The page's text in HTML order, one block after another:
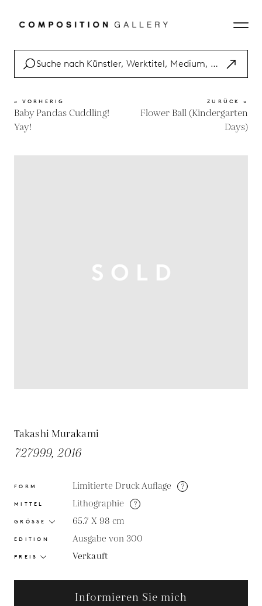
« VORHERIG
Baby Pandas Cuddling!
Yay!
ZURÜCK »
Flower Ball (Kindergarten
Days)
Takashi Murakami
727999, 2016
FORM Limitierte Druck Auflage ?
MITTEL Lithographie ?
GRÖSSE 65.7 X 98 cm
EDITION Ausgabe von 300
PREIS Verkauft
Informieren Sie mich